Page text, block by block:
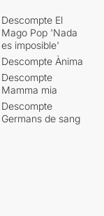
Descompte El
Mago Pop 'Nada
es imposible'
Descompte Ànima
Descompte
Mamma mia
Descompte
Germans de sang